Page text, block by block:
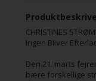
CHRISTINES
Ingen Bliver
Den 21. marts
bære forskellige